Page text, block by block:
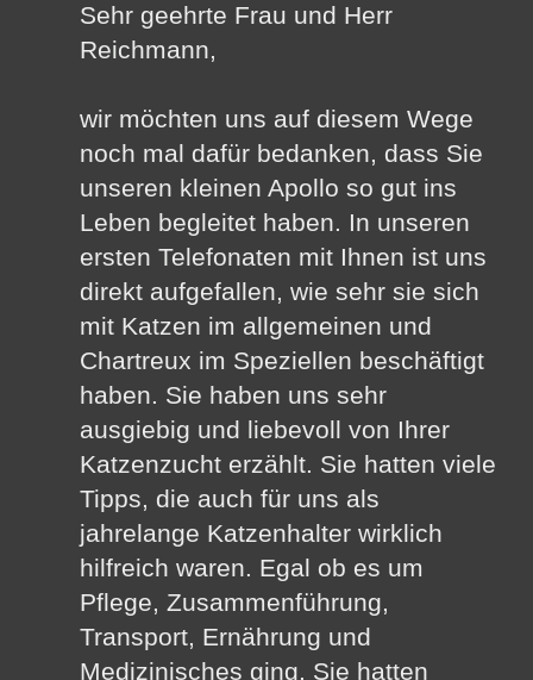
Sehr geehrte Frau und Herr
Reichmann,
wir möchten uns auf diesem Wege
noch mal dafür bedanken, dass Sie
unseren kleinen Apollo so gut ins
Leben begleitet haben. In unseren
ersten Telefonaten mit Ihnen ist uns
direkt aufgefallen, wie sehr sie sich
mit Katzen im allgemeinen und
Chartreux im Speziellen beschäftigt
haben. Sie haben uns sehr
ausgiebig und liebevoll von Ihrer
Katzenzucht erzählt. Sie hatten viele
Tipps, die auch für uns als
jahrelange Katzenhalter wirklich
hilfreich waren. Egal ob es um
Pflege, Zusammenführung,
Transport, Ernährung und
Medizinisches ging, Sie hatten